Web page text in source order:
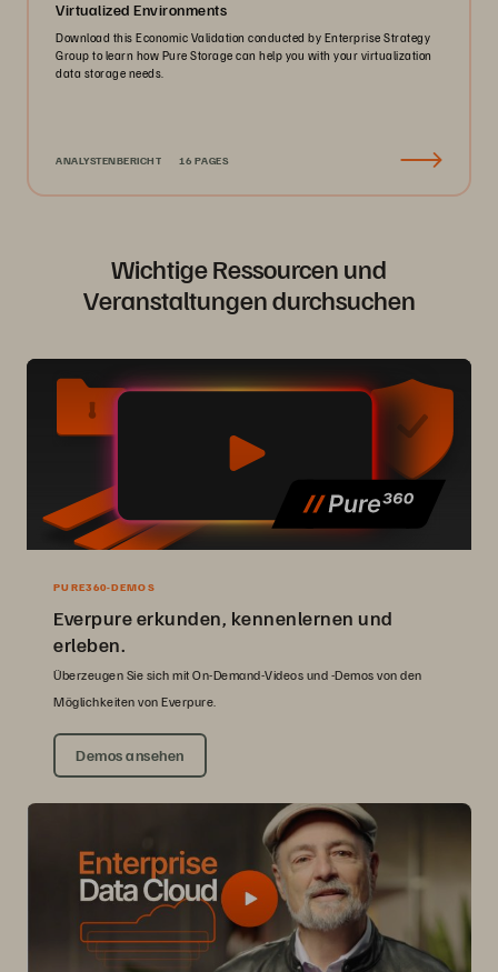
Virtualized Environments
Download this Economic Validation conducted by Enterprise Strategy
Group to learn how Pure Storage can help you with your virtualization
data storage needs.
ANALYSTENBERICHT 16 PAGES
Wichtige Ressourcen und
Veranstaltungen durchsuchen
PURE360-DEMOS
Everpure erkunden, kennenlernen und
erleben.
Überzeugen Sie sich mit On-Demand-Videos und -Demos von den
Möglichkeiten von Everpure.
Demos ansehen